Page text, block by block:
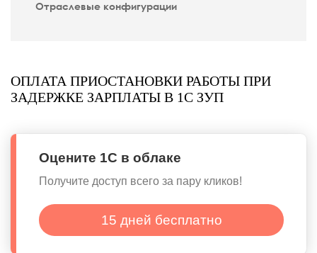
Отраслевые конфигурации
ОПЛАТА ПРИОСТАНОВКИ РАБОТЫ ПРИ
ЗАДЕРЖКЕ ЗАРПЛАТЫ В 1С ЗУП
Оцените 1С в облаке
Получите доступ всего за пару кликов!
15 дней бесплатно